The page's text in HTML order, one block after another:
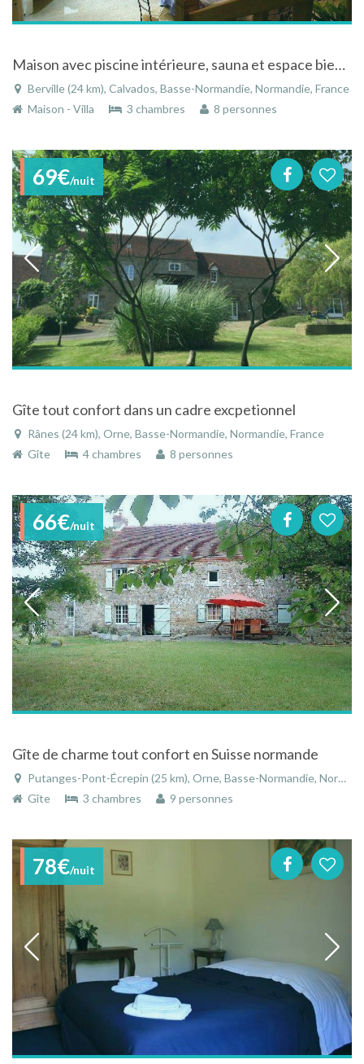
Maison avec piscine intérieure, sauna et espace bien-être à L'Oudon dans le Calvados en Normandie
Berville (24 km), Calvados, Basse-Normandie, Normandie, France
Maison - Villa
3 chambres 8 personnes
69€/nuit
Gîte tout confort dans un cadre excpetionnel
Rânes (24 km), Orne, Basse-Normandie, Normandie, France
Gîte
4 chambres 8 personnes
66€/nuit
Gîte de charme tout confort en Suisse normande
Putanges-Pont-Écrepin (25 km), Orne, Basse-Normandie, Normandie, France
Gîte
3 chambres 9 personnes
78€/nuit